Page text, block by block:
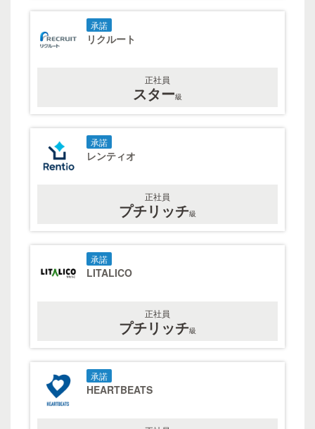
承諾
リクルート
正社員
スター級
承諾
レンティオ
正社員
プチリッチ級
承諾
LITALICO
正社員
プチリッチ級
承諾
HEARTBEATS